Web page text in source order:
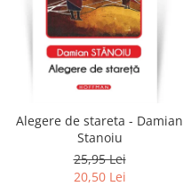
Alegere de stareta - Damian
Stanoiu
25,95 Lei
20,50 Lei